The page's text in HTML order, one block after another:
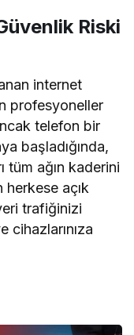
Riski
internet
profesyoneller
telefon bir
başladığında,
tüm ağın kaderini
açık
trafiğinizi
cihazlarınıza